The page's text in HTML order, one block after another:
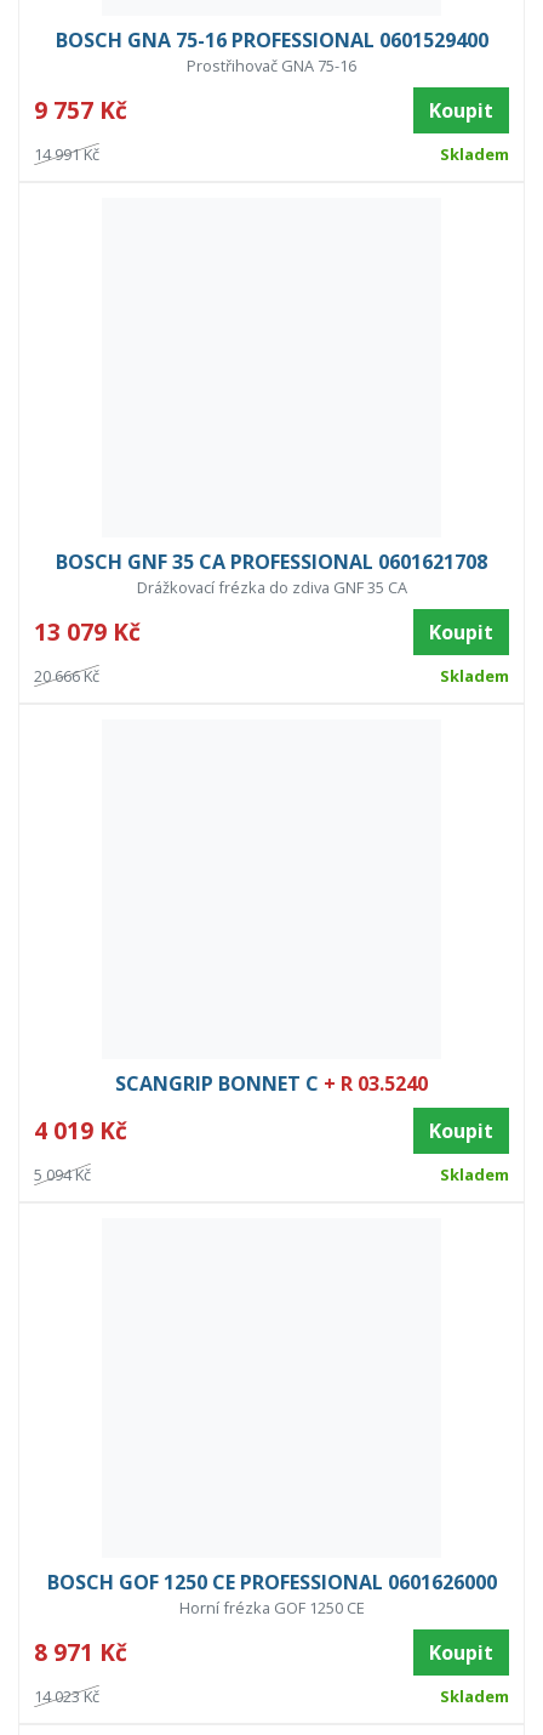
BOSCH GNA 75-16 PROFESSIONAL 0601529400
Prostřihovač GNA 75-16
9 757 Kč Koupit
14 991 Kč Skladem
BOSCH GNF 35 CA PROFESSIONAL 0601621708
Drážkovací frézka do zdiva GNF 35 CA
13 079 Kč Koupit
20 666 Kč Skladem
SCANGRIP BONNET C + R 03.5240
4 019 Kč Koupit
5 094 Kč Skladem
BOSCH GOF 1250 CE PROFESSIONAL 0601626000
Horní frézka GOF 1250 CE
8 971 Kč Koupit
14 023 Kč Skladem